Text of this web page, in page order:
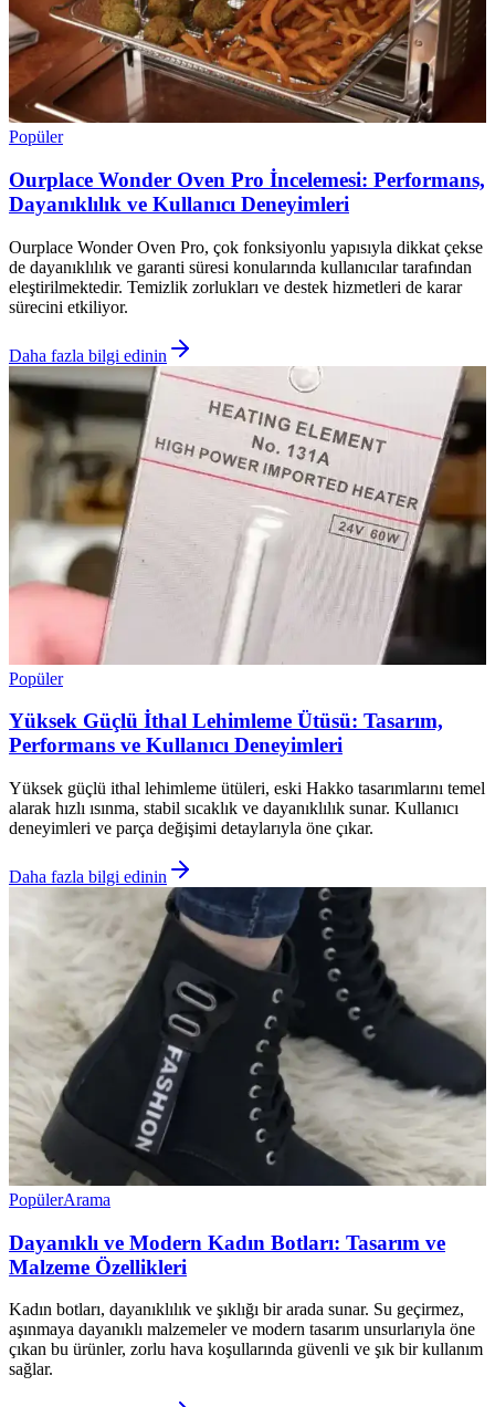
Popüler
Ourplace Wonder Oven Pro İncelemesi: Performans,
Dayanıklılık ve Kullanıcı Deneyimleri
Ourplace Wonder Oven Pro, çok fonksiyonlu yapısıyla dikkat çekse
de dayanıklılık ve garanti süresi konularında kullanıcılar tarafından
eleştirilmektedir. Temizlik zorlukları ve destek hizmetleri de karar
sürecini etkiliyor.
Daha fazla bilgi edinin
Popüler
Yüksek Güçlü İthal Lehimleme Ütüsü: Tasarım,
Performans ve Kullanıcı Deneyimleri
Yüksek güçlü ithal lehimleme ütüleri, eski Hakko tasarımlarını temel
alarak hızlı ısınma, stabil sıcaklık ve dayanıklılık sunar. Kullanıcı
deneyimleri ve parça değişimi detaylarıyla öne çıkar.
Daha fazla bilgi edinin
PopülerArama
Dayanıklı ve Modern Kadın Botları: Tasarım ve
Malzeme Özellikleri
Kadın botları, dayanıklılık ve şıklığı bir arada sunar. Su geçirmez,
aşınmaya dayanıklı malzemeler ve modern tasarım unsurlarıyla öne
çıkan bu ürünler, zorlu hava koşullarında güvenli ve şık bir kullanım
sağlar.